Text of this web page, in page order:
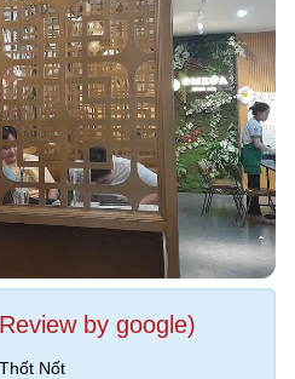
by google)
Nốt